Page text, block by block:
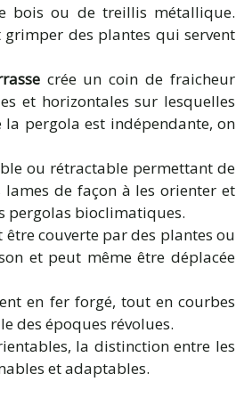
bois ou de treillis métallique.
des plantes qui servent
crée un coin de fraicheur
et horizontales sur lesquelles
la pergola est indépendante, on
ou rétractable permettant de
de façon à les orienter et
pergolas bioclimatiques.
être couverte par des plantes ou
et peut même être déplacée
en fer forgé, tout en courbes
des époques révolues.
la distinction entre les
et adaptables.